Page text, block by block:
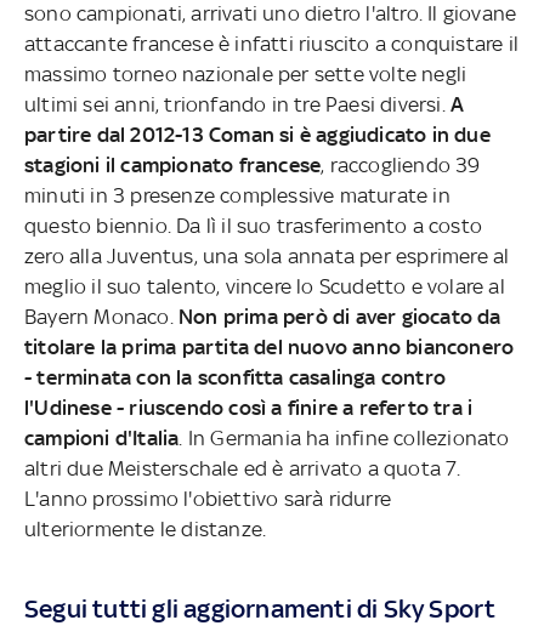
sono campionati, arrivati uno dietro l'altro. Il giovane
attaccante francese è infatti riuscito a conquistare il
massimo torneo nazionale per sette volte negli
ultimi sei anni, trionfando in tre Paesi diversi. A
partire dal 2012-13 Coman si è aggiudicato in due
stagioni il campionato francese, raccogliendo 39
minuti in 3 presenze complessive maturate in
questo biennio. Da lì il suo trasferimento a costo
zero alla Juventus, una sola annata per esprimere al
meglio il suo talento, vincere lo Scudetto e volare al
Bayern Monaco. Non prima però di aver giocato da
titolare la prima partita del nuovo anno bianconero
- terminata con la sconfitta casalinga contro
l'Udinese - riuscendo così a finire a referto tra i
campioni d'Italia. In Germania ha infine collezionato
altri due Meisterschale ed è arrivato a quota 7.
L'anno prossimo l'obiettivo sarà ridurre
ulteriormente le distanze.
Segui tutti gli aggiornamenti di Sky Sport